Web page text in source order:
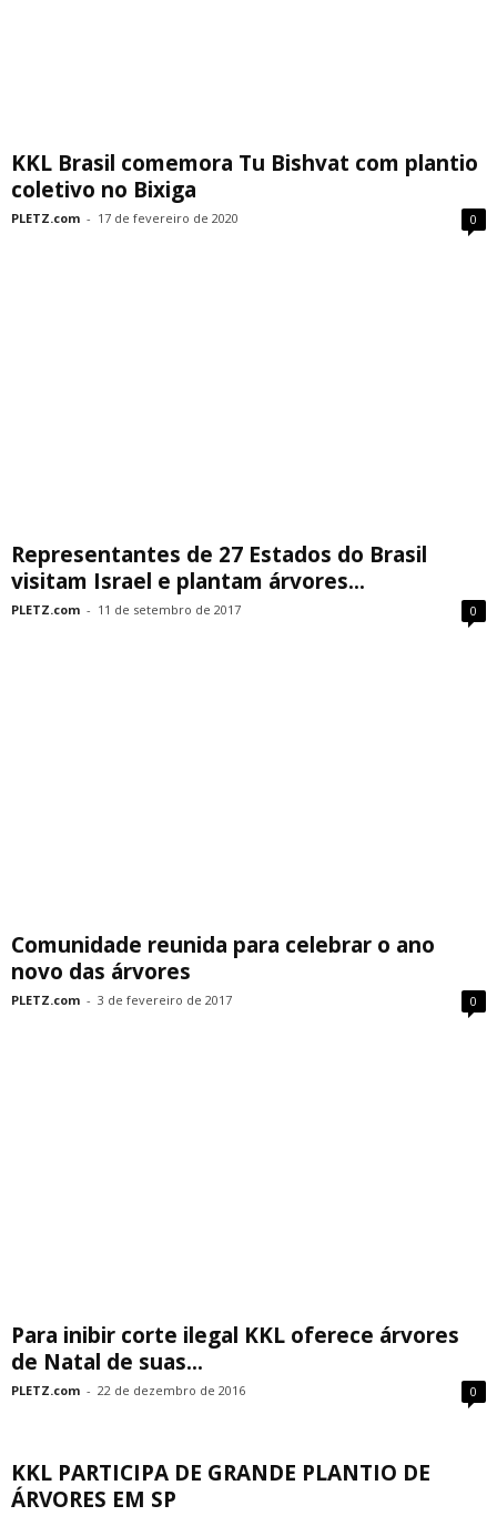
KKL Brasil comemora Tu Bishvat com plantio
coletivo no Bixiga
PLETZ.com - 17 de fevereiro de 2020 0
Representantes de 27 Estados do Brasil
visitam Israel e plantam árvores...
PLETZ.com - 11 de setembro de 2017 0
Comunidade reunida para celebrar o ano
novo das árvores
PLETZ.com - 3 de fevereiro de 2017 0
Para inibir corte ilegal KKL oferece árvores
de Natal de suas...
PLETZ.com - 22 de dezembro de 2016 0
KKL PARTICIPA DE GRANDE PLANTIO DE
ÁRVORES EM SP